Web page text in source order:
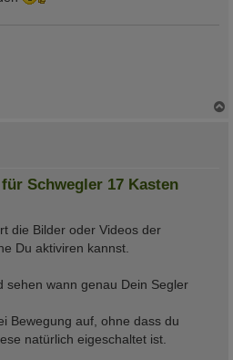
Schwegler 17 Kasten
die Bilder oder Videos der
Du aktiviren kannst.
sehen wann genau Dein Segler
Bewegung auf, ohne dass du
natürlich eigeschaltet ist.